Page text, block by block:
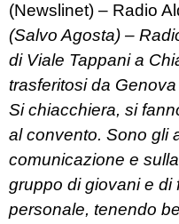
(Newslinet) – Radio
(Salvo Agosta) –
di Viale Tappani a
trasferitosi da
Si chiacchiera, si
al convento. Sono gli
comunicazione e
gruppo di giovani e di
personale, tenendo